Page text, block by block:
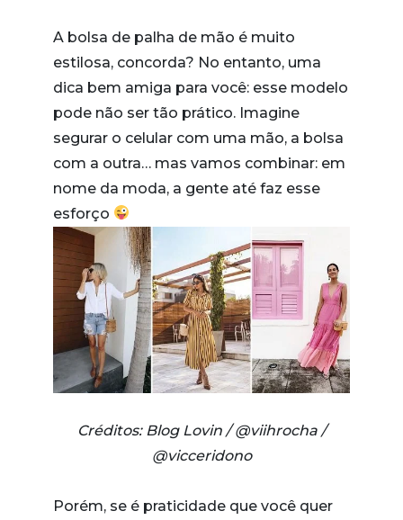
A bolsa de palha de mão é muito
estilosa, concorda? No entanto, uma
dica bem amiga para você: esse modelo
pode não ser tão prático. Imagine
segurar o celular com uma mão, a bolsa
com a outra… mas vamos combinar: em
nome da moda, a gente até faz esse
esforço
Créditos: Blog Lovin / @viihrocha /
@vicceridono
Porém, se é praticidade que você quer